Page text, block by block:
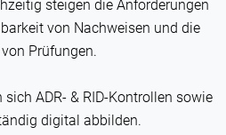
steigen die Anforderungen
von Nachweisen und die
Prüfungen.
sich ADR- & RID-Kontrollen sowie
digital abbilden.